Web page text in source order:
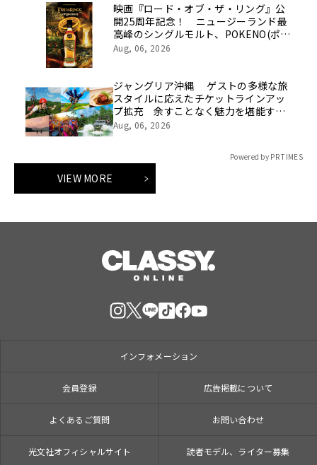
映画『ロード・オブ・ザ・リング』公
開25周年記念！ ニュージーランド最
高峰のシングルモルト、POKENO(ポケ
ノ)より 数量限定ウイスキー「リング
Aug, 06, 2026
ジャングリア沖縄 ゲストの多様な旅
スタイルに応えたチケットラインアッ
プ拡充 余すことなく魅力を堪能する
「ロイヤルチケット」新登場
Aug, 06, 2026
Powered by PR TIMES
VIEW MORE
インフォメーション
会員登録 広告掲載について
よくあるご質問 お問い合わせ
光文社オフィシャルサイト 読者モデル、ライター募集